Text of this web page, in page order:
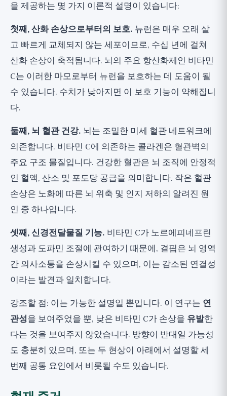
을 제공하는 몇 가지 이론적 설명이 있습니다:
첫째, 산화 손상으로부터의 보호. 뉴런은 매우 오래 살
고 빠르게 교체되지 않는 세포이므로, 수십 년에 걸쳐
산화 손상이 축적됩니다. 뇌의 주요 항산화제인 비타민
C는 이러한 마모로부터 뉴런을 보호하는 데 도움이 될
수 있습니다. 수치가 낮아지면 이 보호 기능이 약해집니
다.
둘째, 뇌 혈관 건강. 뇌는 조밀한 미세 혈관 네트워크에
의존합니다. 비타민 C에 의존하는 콜라겐은 혈관벽의
주요 구조 물질입니다. 건강한 혈관은 뇌 조직에 안정적
인 혈액, 산소 및 포도당 공급을 의미합니다. 작은 혈관
손상은 노화에 따른 뇌 위축 및 인지 저하의 알려진 원
인 중 하나입니다.
셋째, 신경전달물질 기능. 비타민 C가 노르에피네프린
생성과 도파민 조절에 관여하기 때문에, 결핍은 뇌 영역
간 의사소통을 손상시킬 수 있으며, 이는 감소된 연결성
이라는 발견과 일치합니다.
강조할 점: 이는 가능한 설명일 뿐입니다. 이 연구는 연
관성을 보여주었을 뿐, 낮은 비타민 C가 손상을 유발한
다는 것을 보여주지 않았습니다. 방향이 반대일 가능성
도 충분히 있으며, 또는 두 현상이 아래에서 설명할 세
번째 공통 요인에서 비롯될 수도 있습니다.